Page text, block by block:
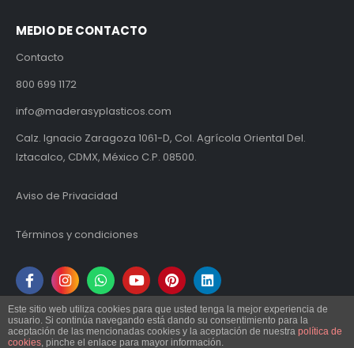
MEDIO DE CONTACTO
Contacto
800 699 1172
info@maderasyplasticos.com
Calz. Ignacio Zaragoza 1061-D, Col. Agrícola Oriental Del.
Iztacalco, CDMX, México C.P. 08500.
Aviso de Privacidad
Términos y condiciones
Este sitio web utiliza cookies para que usted tenga la mejor experiencia de
usuario. Si continúa navegando está dando su consentimiento para la
aceptación de las mencionadas cookies y la aceptación de nuestra política de
cookies, pinche el enlace para mayor información.